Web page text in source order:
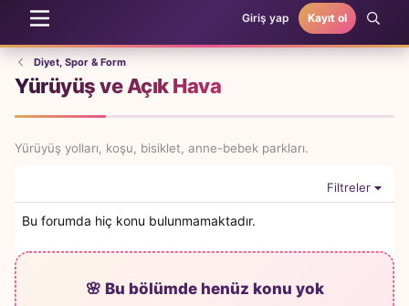
Giriş yap Kayıt ol
Diyet, Spor & Form
Yürüyüş ve Açık Hava
Yürüyüş yolları, koşu, bisiklet, anne-bebek parkları.
Filtreler
Bu forumda hiç konu bulunmamaktadır.
🌸 Bu bölümde henüz konu yok